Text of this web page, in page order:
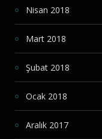
Nisan 2018
Mart 2018
Şubat 2018
Ocak 2018
Aralık 2017